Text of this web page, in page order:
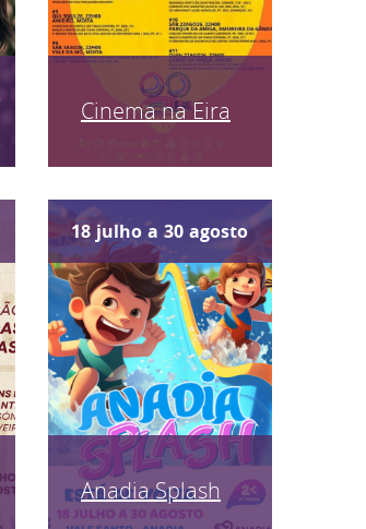
Cinema na Eira
18 julho a 30 agosto
Anadia Splash